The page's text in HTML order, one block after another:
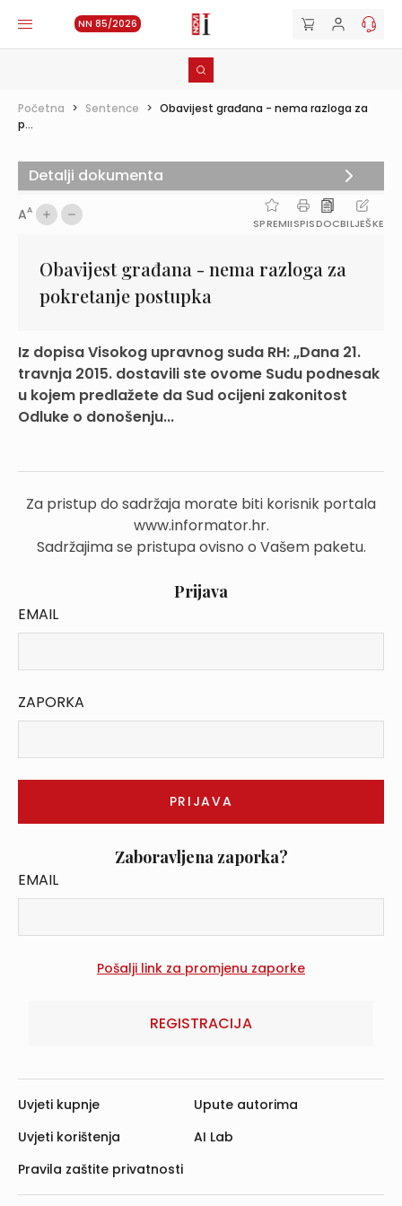
NN 85/2026
Početna > Sentence > Obavijest građana - nema razloga za
p...
AA
SPREMIISPISDOCBILJEŠKE
Obavijest građana - nema razloga za
pokretanje postupka
Iz dopisa Visokog upravnog suda RH: „Dana 21.
travnja 2015. dostavili ste ovome Sudu podnesak
u kojem predlažete da Sud ocijeni zakonitost
Odluke o donošenju...
Za pristup do sadržaja morate biti korisnik portala
www.informator.hr.
Sadržajima se pristupa ovisno o Vašem paketu.
Prijava
EMAIL
ZAPORKA
Zaboravljena zaporka?
EMAIL
REGISTRACIJA
Detalji dokumenta
Uvjeti kupnje
Uvjeti korištenja
Pravila zaštite privatnosti
Upute autorima
AI Lab